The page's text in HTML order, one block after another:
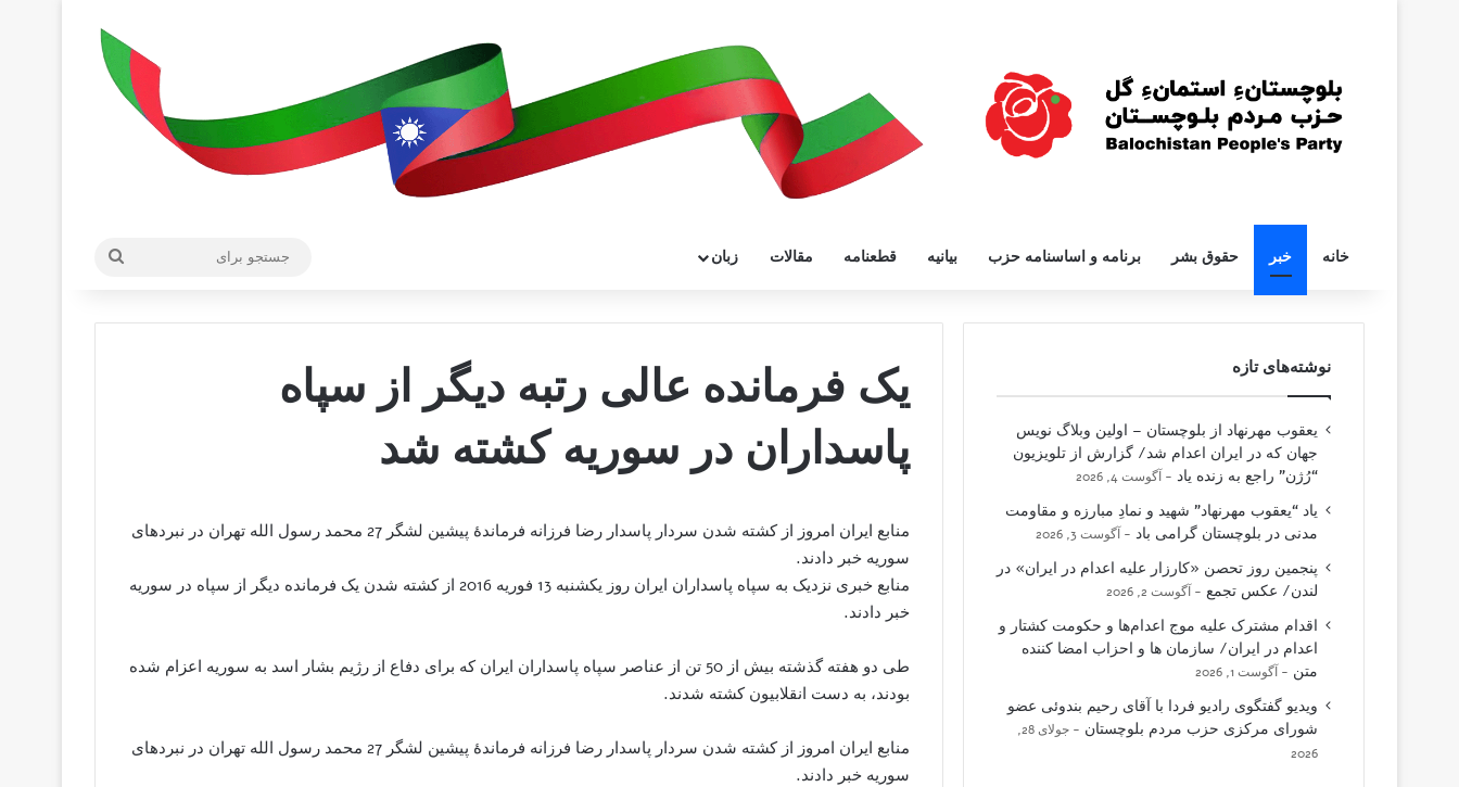
خانه خبر حقوق بشر برنامه و اساسنامه حزب بیانیه قطعنامه مقالات زبان
یک فرمانده عالی رتبه دیگر از سپاه
پاسداران در سوریه کشته شد
منابع ایران امروز از کشته شدن سردار پاسدار رضا فرزانه فرماندۀ پیشین لشگر 27 محمد رسول الله تهران در نبردهای
سوریه خبر دادند.
منابع خبری نزدیک به سپاه پاسداران ایران روز یکشنبه 13 فوریه 2016 از کشته شدن یک فرمانده دیگر از سپاه در سوریه
خبر دادند.
طی دو هفته گذشته بیش از 50 تن از عناصر سپاه پاسداران ایران که برای دفاع از رژیم بشار اسد به سوریه اعزام شده
بودند، به دست انقلابیون کشته شدند.
منابع ایران امروز از کشته شدن سردار پاسدار رضا فرزانه فرماندۀ پیشین لشگر 27 محمد رسول الله تهران در نبردهای
سوریه خبر دادند.
نوشته‌های تازه
یعقوب مهرنهاد از بلوچستان – اولین وبلاگ نویس
جهان که در ایران اعدام شد/ گزارش از تلویزیون
“رُژن” راجع به زنده یاد
آگوست 4, 2026
یاد “یعقوب مهرنهاد” شهید و نمادِ مبارزه و مقاومت
مدنی در بلوچستان گرامی باد
آگوست 3, 2026
پنجمین روز تحصن «کارزار علیه اعدام در ایران» در
لندن/ عکس تجمع
آگوست 2, 2026
اقدام مشترک علیه موج اعدام‌ها و حکومت کشتار و
اعدام در ایران/ سازمان ها و احزاب امضا کننده
متن
آگوست 1, 2026
ویدیو گفتگوی رادیو فردا با آقای رحیم بندوئی عضو
شورای مرکزی حزب مردم بلوچستان
جولای 28,
2026